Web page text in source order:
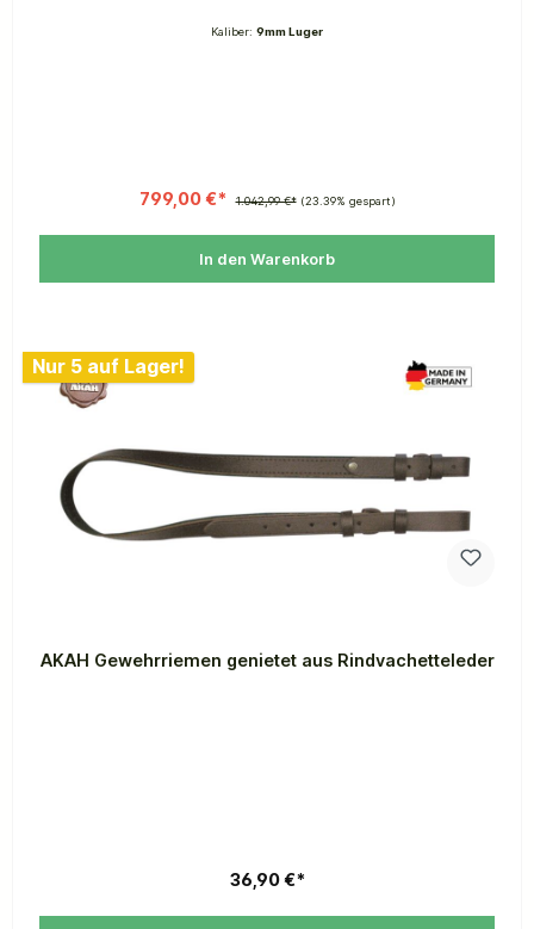
Kaliber: 9mm Luger
799,00 €* 1.042,99 €* (23.39% gespart)
In den Warenkorb
Nur 5 auf Lager!
AKAH Gewehrriemen genietet aus Rindvachetteleder
36,90 €*